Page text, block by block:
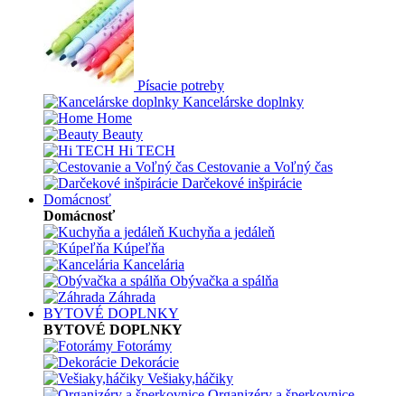
Písacie potreby
Kancelárske doplnky
Home
Beauty
Hi TECH
Cestovanie a Voľný čas
Darčekové inšpirácie
Domácnosť
Domácnosť
Kuchyňa a jedáleň
Kúpeľňa
Kancelária
Obývačka a spálňa
Záhrada
BYTOVÉ DOPLNKY
BYTOVÉ DOPLNKY
Fotorámy
Dekorácie
Vešiaky,háčiky